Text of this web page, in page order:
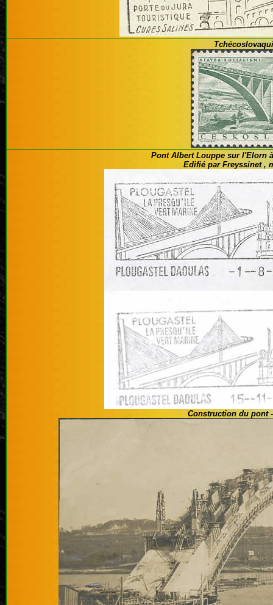
Pont Albert Louppe sur l'Elorn
Edifié par Freyssinet ,
Construction du pont